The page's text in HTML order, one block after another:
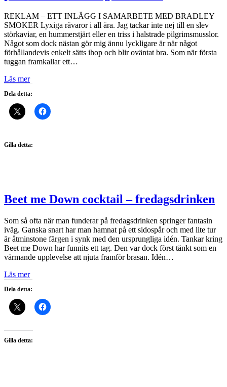
REKLAM – ETT INLÄGG I SAMARBETE MED BRADLEY
SMOKER Lyxiga råvaror i all ära. Jag tackar inte nej till en slev
störkaviar, en hummerstjärt eller en triss i halstrade pilgrimsmusslor.
Något som dock nästan gör mig ännu lyckligare är när något
förhållandevis enkelt sätts ihop och blir oväntat bra. Som när första
tuggan framkallar ett…
Läs mer
Dela detta:
Gilla detta:
Beet me Down cocktail – fredagsdrinken
Som så ofta när man funderar på fredagsdrinken springer fantasin
iväg. Ganska snart har man hamnat på ett sidospår och med lite tur
är åtminstone färgen i synk med den ursprungliga idén. Tankar kring
Beet me Down har funnits ett tag. Den var dock först tänkt som en
värmande upplevelse att njuta framför brasan. Idén…
Läs mer
Dela detta:
Gilla detta: